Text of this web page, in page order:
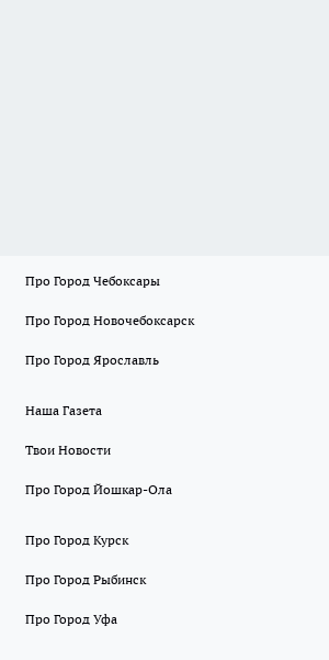
Про Город Чебоксары
Про Город Новочебоксарск
Про Город Ярославль
Наша Газета
Твои Новости
Про Город Йошкар-Ола
Про Город Курск
Про Город Рыбинск
Про Город Уфа